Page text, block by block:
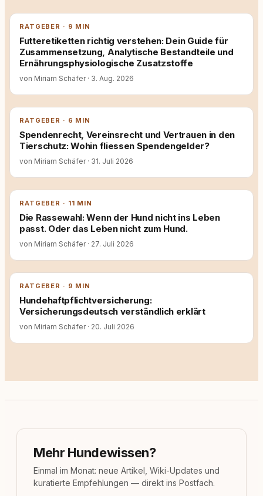
RATGEBER · 9 MIN
Futteretiketten richtig verstehen: Dein Guide für
Zusammensetzung, Analytische Bestandteile und
Ernährungsphysiologische Zusatzstoffe
von Miriam Schäfer · 3. Aug. 2026
RATGEBER · 6 MIN
Spendenrecht, Vereinsrecht und Vertrauen in den
Tierschutz: Wohin fliessen Spendengelder?
von Miriam Schäfer · 31. Juli 2026
RATGEBER · 11 MIN
Die Rassewahl: Wenn der Hund nicht ins Leben
passt. Oder das Leben nicht zum Hund.
von Miriam Schäfer · 27. Juli 2026
RATGEBER · 9 MIN
Hundehaftpflichtversicherung:
Versicherungsdeutsch verständlich erklärt
von Miriam Schäfer · 20. Juli 2026
Mehr Hundewissen?
Einmal im Monat: neue Artikel, Wiki-Updates und
kuratierte Empfehlungen — direkt ins Postfach.